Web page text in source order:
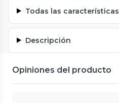
Todas las características
Descripción
Opiniones del producto